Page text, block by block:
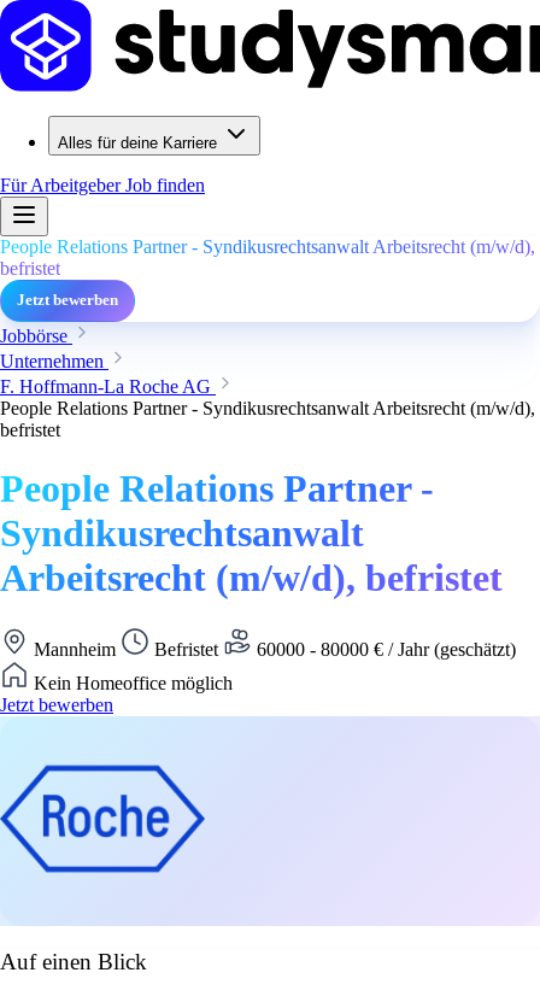
Alles für deine Karriere
Für ArbeitgeberJob finden
People Relations Partner - Syndikusrechtsanwalt Arbeitsrecht (m/w/d),
befristet
Jetzt bewerben
Jobbörse
Unternehmen
F. Hoffmann-La Roche AG
People Relations Partner - Syndikusrechtsanwalt Arbeitsrecht (m/w/d),
befristet
People Relations Partner -
Syndikusrechtsanwalt
Arbeitsrecht (m/w/d), befristet
Mannheim Befristet
60000 - 80000 € / Jahr (geschätzt)
Kein Homeoffice möglich
Jetzt bewerben
Auf einen Blick